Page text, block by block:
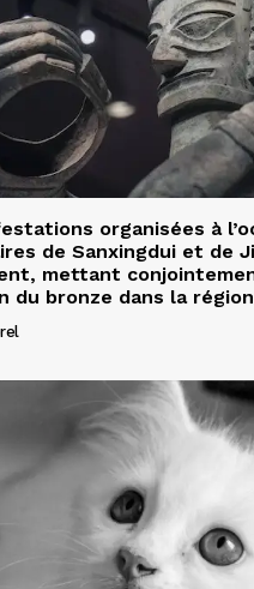
organisées à
de Sanxingdui et de
mettant
du bronze dans la